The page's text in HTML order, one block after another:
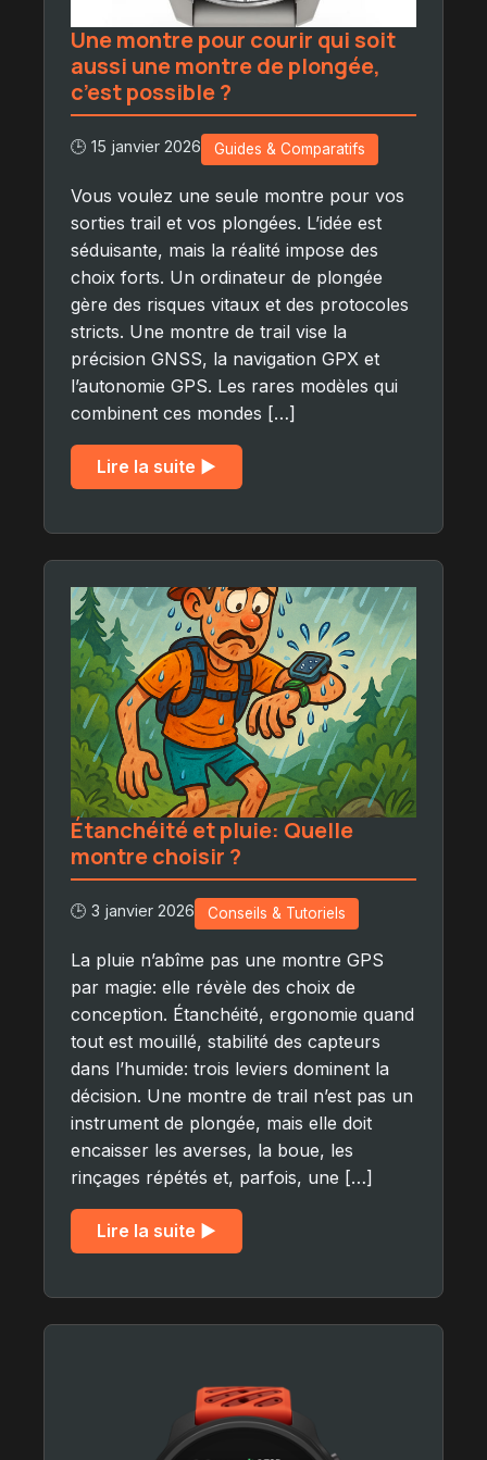
Une montre pour courir qui soit
aussi une montre de plongée,
c’est possible ?
🕒 15 janvier 2026 Guides & Comparatifs
Vous voulez une seule montre pour vos
sorties trail et vos plongées. L’idée est
séduisante, mais la réalité impose des
choix forts. Un ordinateur de plongée
gère des risques vitaux et des protocoles
stricts. Une montre de trail vise la
précision GNSS, la navigation GPX et
l’autonomie GPS. Les rares modèles qui
combinent ces mondes […]
Lire la suite ▶︎
Étanchéité et pluie: Quelle
montre choisir ?
🕒 3 janvier 2026 Conseils & Tutoriels
La pluie n’abîme pas une montre GPS
par magie: elle révèle des choix de
conception. Étanchéité, ergonomie quand
tout est mouillé, stabilité des capteurs
dans l’humide: trois leviers dominent la
décision. Une montre de trail n’est pas un
instrument de plongée, mais elle doit
encaisser les averses, la boue, les
rinçages répétés et, parfois, une […]
Lire la suite ▶︎